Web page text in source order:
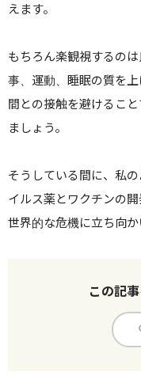
えます。
もちろん楽観視するの
事、運動、睡眠の質を
間との接触を避けるこ
ましょう。
そうしている間に、私
イルス薬とワクチンの
世界的な危機に立ち向か
この記